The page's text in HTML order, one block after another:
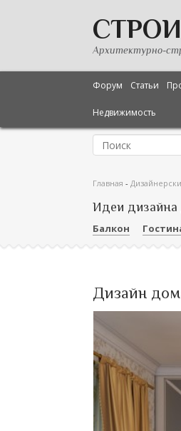
Архитектурно-
Форум Статьи
Недвижимость
Главная -
Идеи дизайна
Балкон
Дизайн